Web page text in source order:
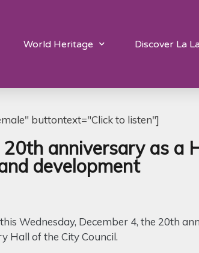
World Heritage Discover La
buttontext="Click to listen"]
anniversary as a
development
Wednesday, December 4, the 20th
Hall of the City Council.